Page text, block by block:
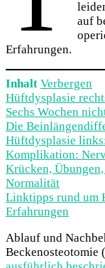
auf
Erfahrungen.
Inhalt Verbergen
Hüftdysplasie
Sechs Wochen
Die
Hüftdysplasie
Komplikation:
Krücken,
Normalität
Linktipps rund um
Erfahrungen
Ablauf und
Beckenosteotomie